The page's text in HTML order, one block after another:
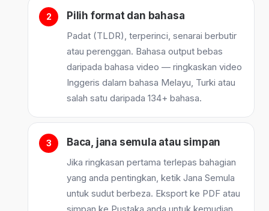
Pilih format dan bahasa
Padat (TLDR), terperinci, senarai berbutir
atau perenggan. Bahasa output bebas
daripada bahasa video — ringkaskan video
Inggeris dalam bahasa Melayu, Turki atau
salah satu daripada 134+ bahasa.
Baca, jana semula atau simpan
Jika ringkasan pertama terlepas bahagian
yang anda pentingkan, ketik Jana Semula
untuk sudut berbeza. Eksport ke PDF atau